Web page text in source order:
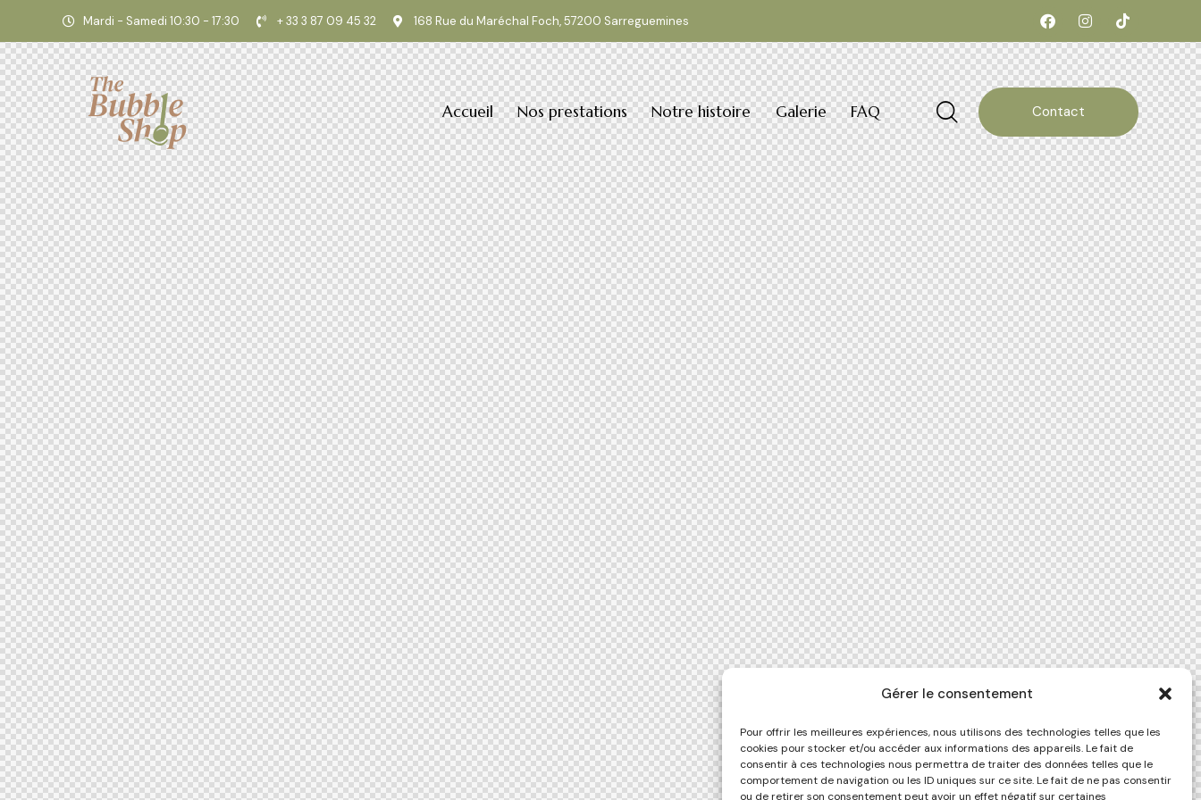
Gérer le consentement
Pour offrir les meilleures expériences, nous utilisons des technologies telles que les
cookies pour stocker et/ou accéder aux informations des appareils. Le fait de
consentir à ces technologies nous permettra de traiter des données telles que le
comportement de navigation ou les ID uniques sur ce site. Le fait de ne pas consentir
ou de retirer son consentement peut avoir un effet négatif sur certaines
Mardi - Samedi 10:30 - 17:30 + 33 3 87 09 45 32 168 Rue du Maréchal Foch, 57200 Sarreguemines
Accueil Nos prestations Notre histoire Galerie FAQ Contact